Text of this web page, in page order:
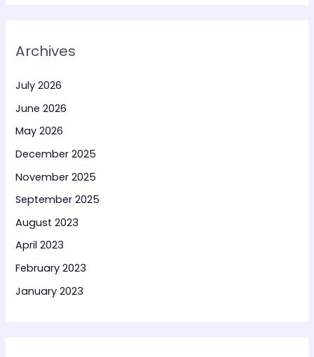
Archives
July 2026
June 2026
May 2026
December 2025
November 2025
September 2025
August 2023
April 2023
February 2023
January 2023